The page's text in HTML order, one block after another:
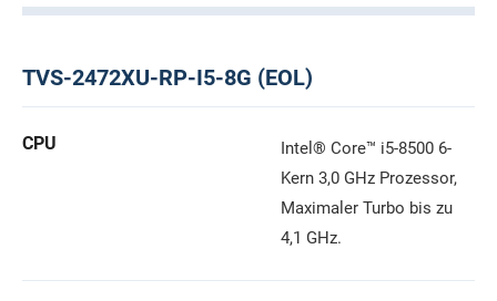
TVS-2472XU-RP-I5-8G (EOL)
CPU
Intel® Core™ i5-8500 6-
Kern 3,0 GHz Prozessor,
Maximaler Turbo bis zu
4,1 GHz.